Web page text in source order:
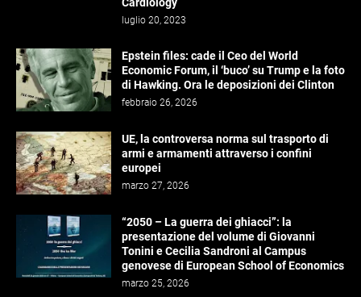
luglio 20, 2023
Epstein files: cade il Ceo del World
Economic Forum, il ‘buco’ su Trump e la foto
di Hawking. Ora le deposizioni dei Clinton
febbraio 26, 2026
UE, la controversa norma sul trasporto di
armi e armamenti attraverso i confini
europei
marzo 27, 2026
“2050 – La guerra dei ghiacci”: la
presentazione del volume di Giovanni
Tonini e Cecilia Sandroni al Campus
genovese di European School of Economics
marzo 25, 2026